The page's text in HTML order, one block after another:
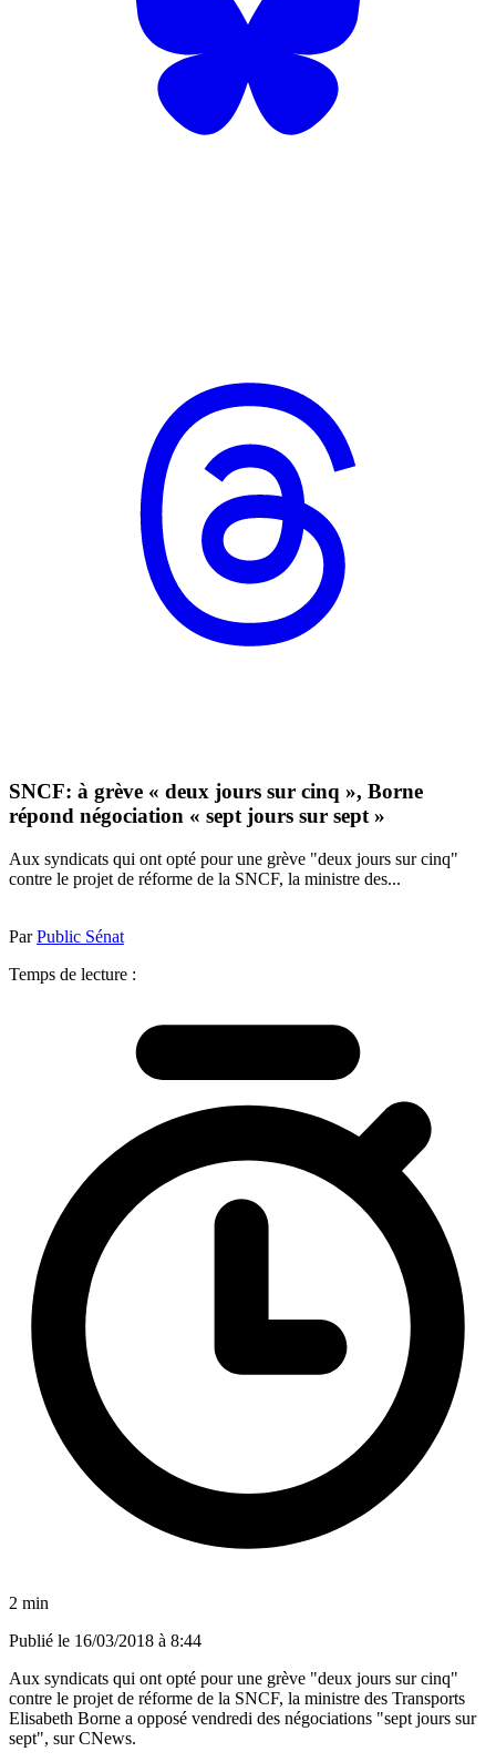
SNCF: à grève « deux jours sur cinq », Borne
répond négociation « sept jours sur sept »
Aux syndicats qui ont opté pour une grève "deux jours sur cinq"
contre le projet de réforme de la SNCF, la ministre des...
ParPublic Sénat
Temps de lecture :
2 min
Publié le 16/03/2018 à 8:44
Aux syndicats qui ont opté pour une grève "deux jours sur cinq"
contre le projet de réforme de la SNCF, la ministre des Transports
Elisabeth Borne a opposé vendredi des négociations "sept jours sur
sept", sur CNews.